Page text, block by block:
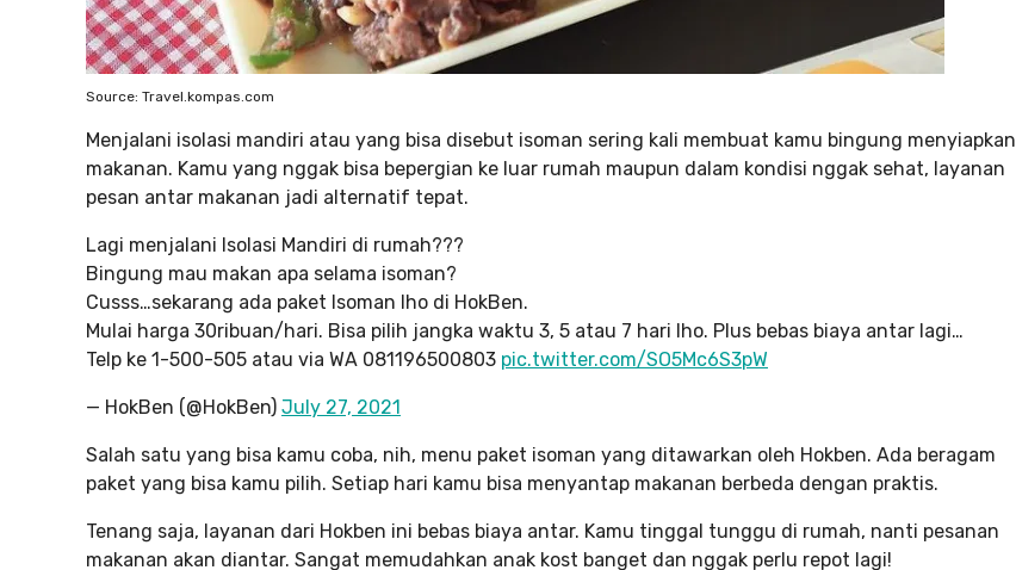
Source: Travel.kompas.com
Menjalani isolasi mandiri atau yang bisa disebut isoman sering kali membuat kamu bingung menyiapkan
makanan. Kamu yang nggak bisa bepergian ke luar rumah maupun dalam kondisi nggak sehat, layanan
pesan antar makanan jadi alternatif tepat.
Lagi menjalani Isolasi Mandiri di rumah???
Bingung mau makan apa selama isoman?
Cusss…sekarang ada paket Isoman lho di HokBen.
Mulai harga 30ribuan/hari. Bisa pilih jangka waktu 3, 5 atau 7 hari lho. Plus bebas biaya antar lagi…
Telp ke 1-500-505 atau via WA 081196500803 pic.twitter.com/SO5Mc6S3pW
— HokBen (@HokBen) July 27, 2021
Salah satu yang bisa kamu coba, nih, menu paket isoman yang ditawarkan oleh Hokben. Ada beragam
paket yang bisa kamu pilih. Setiap hari kamu bisa menyantap makanan berbeda dengan praktis.
Tenang saja, layanan dari Hokben ini bebas biaya antar. Kamu tinggal tunggu di rumah, nanti pesanan
makanan akan diantar. Sangat memudahkan anak kost banget dan nggak perlu repot lagi!